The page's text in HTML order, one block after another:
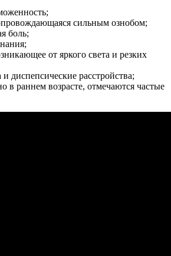
сильным ознобом;
боль;
от яркого света и резких
и диспепсические расстройства;
в раннем возрасте, отмечаются частые